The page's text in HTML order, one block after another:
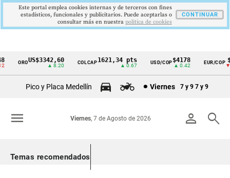
Cintillo
Colombia
OROUS$3342,60
▲ 8.20
COLCAP1621,34 pts
▲ 0.67
USD/COP$4178
▲ 0.42
EUR/COP
▼
Pico y Placa Medellín Viernes 7 y 9 7 y 9
person search
Viernes, 7 de Agosto de 2026
menu
Temas recomendados
Este portal emplea cookies internas y de terceros con fines
estadísticos, funcionales y publicitarios. Puede aceptarlas o
consultar más en nuestra politica de cookies
CONTINUAR